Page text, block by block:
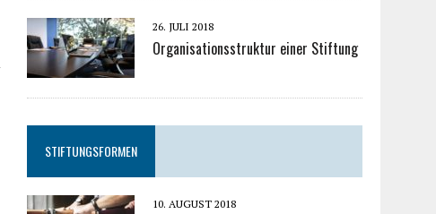
26. JULI 2018
Organisationsstruktur einer Stiftung
STIFTUNGSFORMEN
10. AUGUST 2018